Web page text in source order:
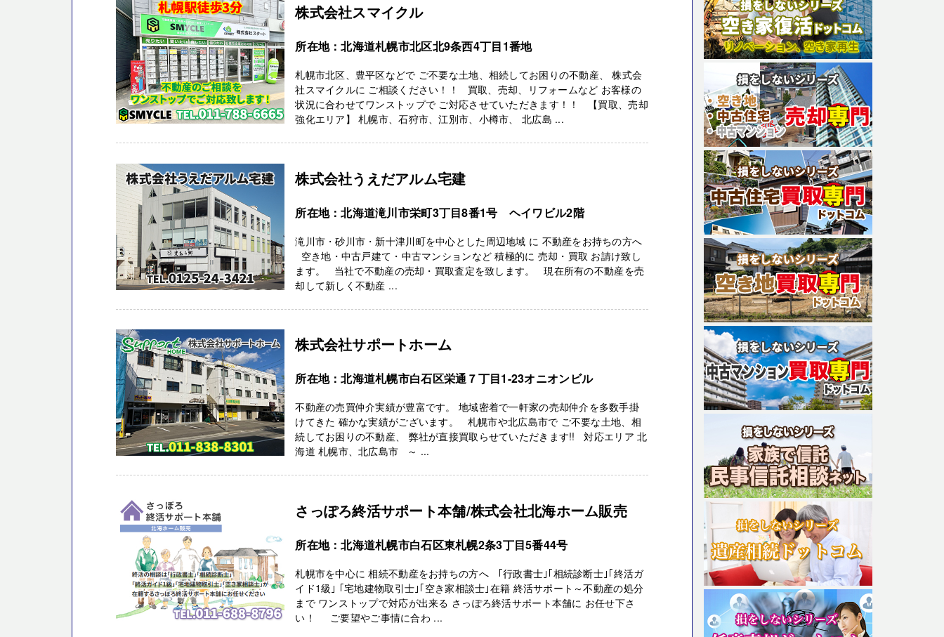
株式会社スマイクル
所在地：北海道札幌市北区北9条西4丁目1番地
札幌市北区、豊平区などで ご不要な土地、相続してお困りの不動産、 株式会
社スマイクルに ご相談ください！！ 買取、売却、リフォームなど お客様の
状況に合わせてワンストップで ご対応させていただきます！！ 【買取、売却
強化エリア】 札幌市、石狩市、江別市、小樽市、 北広島 ...
株式会社うえだアルム宅建
所在地：北海道滝川市栄町3丁目8番1号 ヘイワビル2階
滝川市・砂川市・新十津川町を中心とした周辺地域 に 不動産をお持ちの方へ
空き地・中古戸建て・中古マンションなど 積極的に 売却・買取 お請け致し
ます。 当社で不動産の売却・買取査定を致します。 現在所有の不動産を売
却して新しく不動産 ...
株式会社サポートホーム
所在地：北海道札幌市白石区栄通７丁目1-23オニオンビル
不動産の売買仲介実績が豊富です。 地域密着で一軒家の売却仲介を多数手掛
けてきた 確かな実績がございます。 札幌市や北広島市で ご不要な土地、相
続してお困りの不動産、 弊社が直接買取らせていただきます!! 対応エリア 北
海道 札幌市、北広島市 ～ ...
さっぽろ終活サポート本舗/株式会社北海ホーム販売
所在地：北海道札幌市白石区東札幌2条3丁目5番44号
札幌市を中心に 相続不動産をお持ちの方へ ｢行政書士｣｢相続診断士｣｢終活ガ
イド1級｣ ｢宅地建物取引士｣｢空き家相談士｣在籍 終活サポート～不動産の処分
まで ワンストップで対応が出来る さっぽろ終活サポート本舗に お任せ下さ
い！ ご要望やご事情に合わ ...